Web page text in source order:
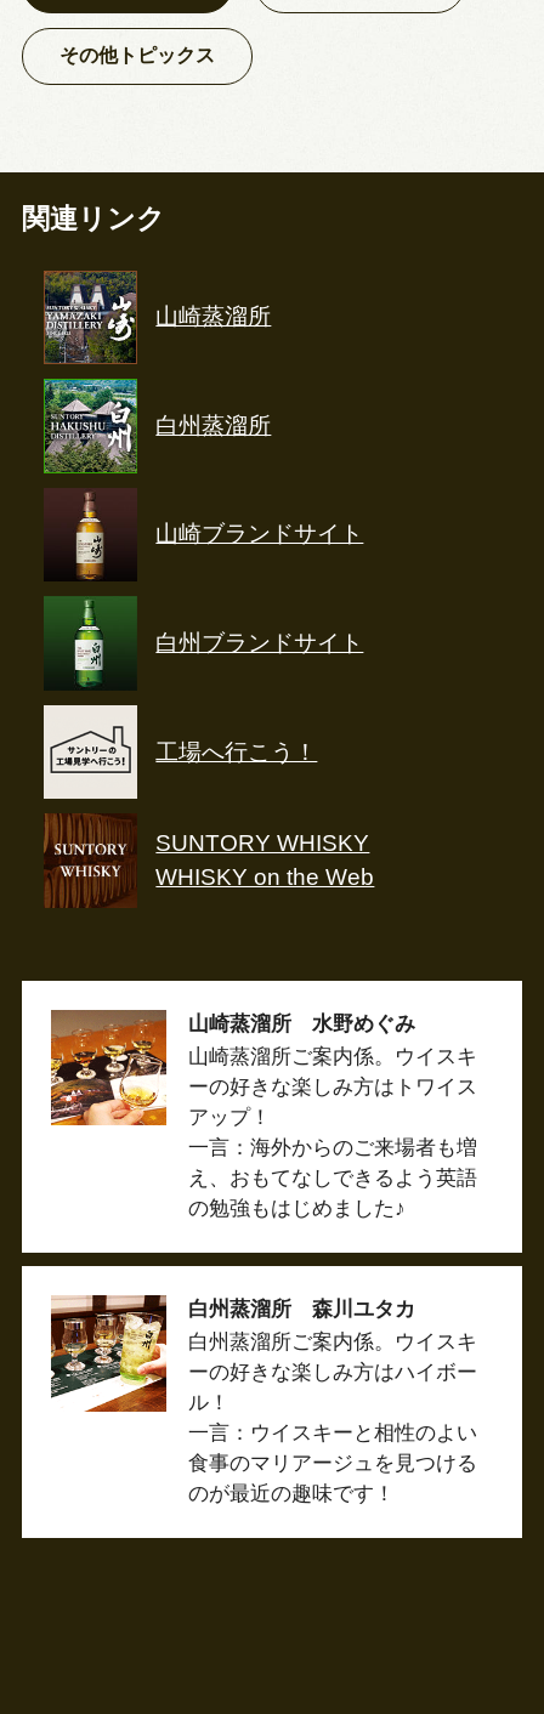
その他トピックス
関連リンク
山崎蒸溜所
白州蒸溜所
山崎ブランドサイト
白州ブランドサイト
工場へ行こう！
SUNTORY WHISKY
WHISKY on the Web
山崎蒸溜所 水野めぐみ
山崎蒸溜所ご案内係。ウイスキ
ーの好きな楽しみ方はトワイス
アップ！
一言：海外からのご来場者も増
え、おもてなしできるよう英語
の勉強もはじめました♪
白州蒸溜所 森川ユタカ
白州蒸溜所ご案内係。ウイスキ
ーの好きな楽しみ方はハイボー
ル！
一言：ウイスキーと相性のよい
食事のマリアージュを見つける
のが最近の趣味です！